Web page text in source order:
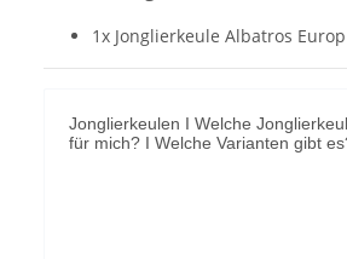
1x Jonglierkeule Albatros
Jonglierkeulen I Welche
für mich? I Welche Varianten gibt